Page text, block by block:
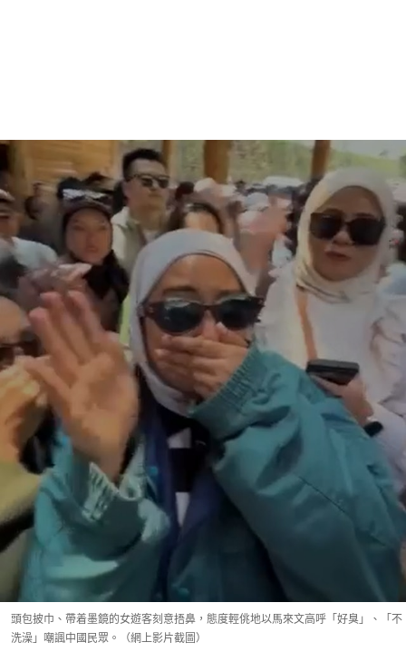
頭包披巾、帶着墨鏡的女遊客刻意捂鼻，態度輕佻地以馬來文高呼「好臭」、「不
洗澡」嘲諷中國民眾。（網上影片截圖）